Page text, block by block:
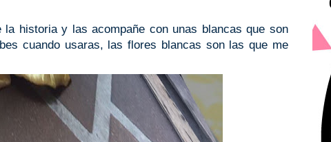
historia y las acompañe con unas blancas que son
cuando usaras, las flores blancas son las que me